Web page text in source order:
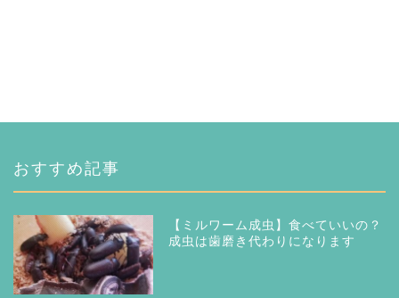
おすすめ記事
【ミルワーム成虫】食べていいの？
成虫は歯磨き代わりになります